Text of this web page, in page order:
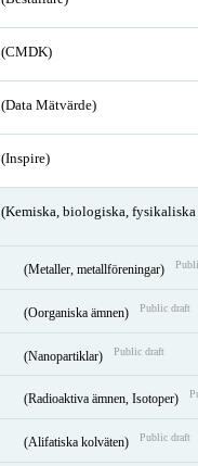
(CMDK)
(Data Mätvärde)
(Inspire)
(Kemiska, biologiska, fysikaliska
(Metaller, metallföreningar)
(Oorganiska ämnen) Public draft
(Nanopartiklar) Public draft
(Radioaktiva ämnen, Isotoper)
(Alifatiska kolväten) Public draft